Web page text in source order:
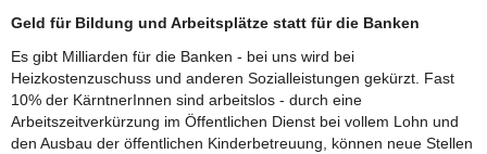
Geld für Bildung und Arbeitsplätze statt für die Banken
Es gibt Milliarden für die Banken - bei uns wird bei
Heizkostenzuschuss und anderen Sozialleistungen gekürzt. Fast
10% der KärntnerInnen sind arbeitslos - durch eine
Arbeitszeitverkürzung im Öffentlichen Dienst bei vollem Lohn und
den Ausbau der öffentlichen Kinderbetreuung, können neue Stellen